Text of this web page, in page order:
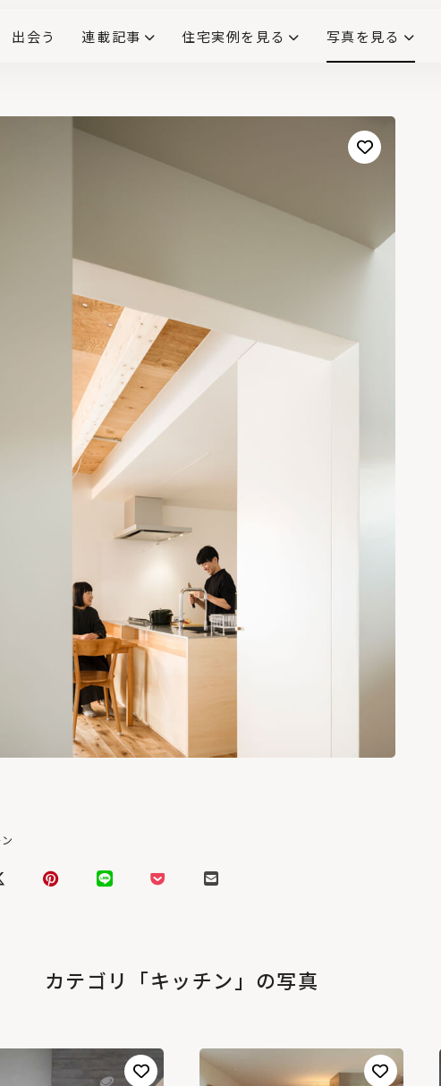
出会う 連載記事 住宅実例を見る 写真を見る
カテゴリ「キッチン」の写真